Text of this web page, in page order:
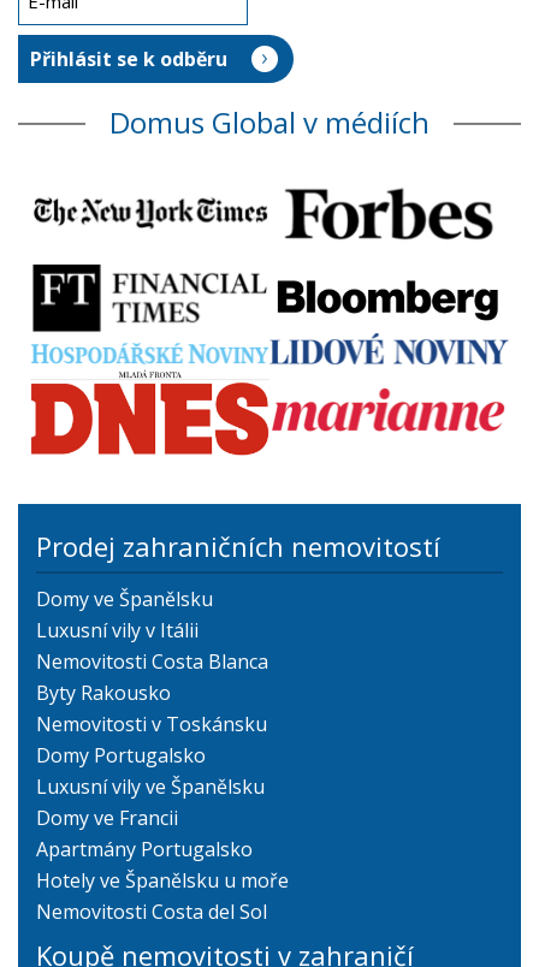
Domus Global v médiích
Prodej zahraničních nemovitostí
Domy ve Španělsku
Luxusní vily v Itálii
Nemovitosti Costa Blanca
Byty Rakousko
Nemovitosti v Toskánsku
Domy Portugalsko
Luxusní vily ve Španělsku
Domy ve Francii
Apartmány Portugalsko
Hotely ve Španělsku u moře
Nemovitosti Costa del Sol
Koupě nemovitosti v zahraničí